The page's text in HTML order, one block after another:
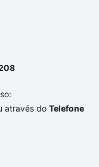
através do Telefone